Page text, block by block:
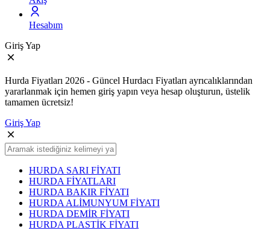
Hesabım
Giriş Yap
Hurda Fiyatları 2026 - Güncel Hurdacı Fiyatları ayrıcalıklarından
yararlanmak için hemen giriş yapın veya hesap oluşturun, üstelik
tamamen ücretsiz!
Giriş Yap
HURDA SARI FİYATI
HURDA FİYATLARI
HURDA BAKIR FİYATI
HURDA ALİMUNYUM FİYATI
HURDA DEMİR FİYATI
HURDA PLASTİK FİYATI